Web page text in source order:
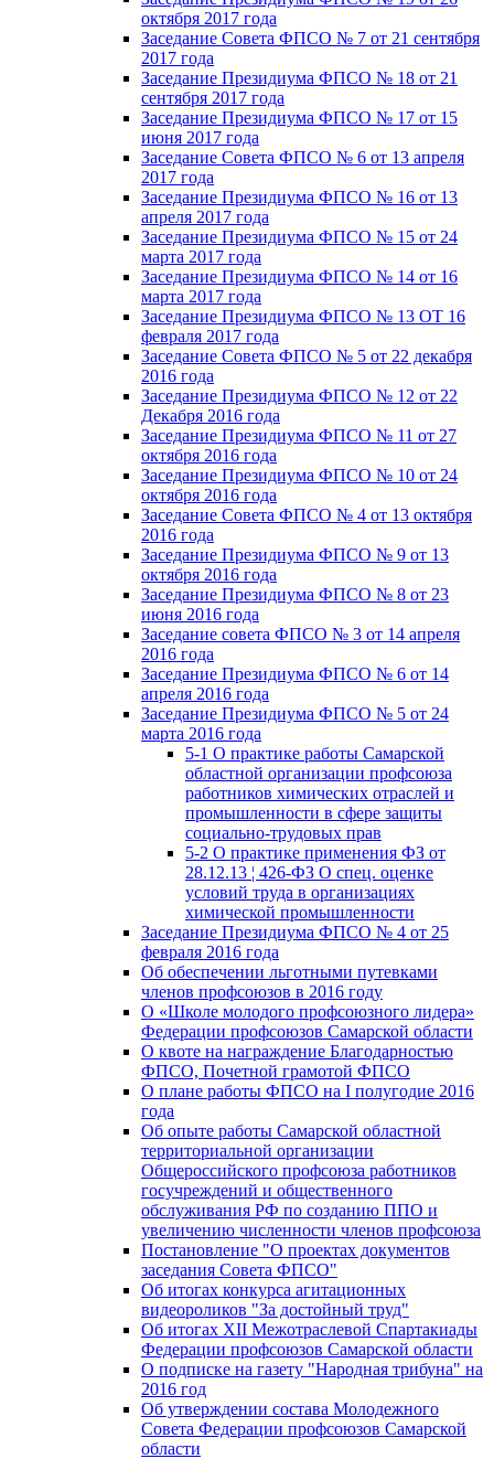
октября 2017 года
Заседание Совета ФПСО № 7 от 21 сентября
2017 года
Заседание Президиума ФПСО № 18 от 21
сентября 2017 года
Заседание Президиума ФПСО № 17 от 15
июня 2017 года
Заседание Совета ФПСО № 6 от 13 апреля
2017 года
Заседание Президиума ФПСО № 16 от 13
апреля 2017 года
Заседание Президиума ФПСО № 15 от 24
марта 2017 года
Заседание Президиума ФПСО № 14 от 16
марта 2017 года
Заседание Президиума ФПСО № 13 ОТ 16
февраля 2017 года
Заседание Совета ФПСО № 5 от 22 декабря
2016 года
Заседание Президиума ФПСО № 12 от 22
Декабря 2016 года
Заседание Президиума ФПСО № 11 от 27
октября 2016 года
Заседание Президиума ФПСО № 10 от 24
октября 2016 года
Заседание Совета ФПСО № 4 от 13 октября
2016 года
Заседание Президиума ФПСО № 9 от 13
октября 2016 года
Заседание Президиума ФПСО № 8 от 23
июня 2016 года
Заседание совета ФПСО № 3 от 14 апреля
2016 года
Заседание Президиума ФПСО № 6 от 14
апреля 2016 года
Заседание Президиума ФПСО № 5 от 24
марта 2016 года
5-1 О практике работы Самарской
областной организации профсоюза
работников химических отраслей и
промышленности в сфере защиты
социально-трудовых прав
5-2 О практике применения ФЗ от
28.12.13 ¦ 426-ФЗ О спец. оценке
условий труда в организациях
химической промышленности
Заседание Президиума ФПСО № 4 от 25
февраля 2016 года
Об обеспечении льготными путевками
членов профсоюзов в 2016 году
О «Школе молодого профсоюзного лидера»
Федерации профсоюзов Самарской области
О квоте на награждение Благодарностью
ФПСО, Почетной грамотой ФПСО
О плане работы ФПСО на I полугодие 2016
года
Об опыте работы Самарской областной
территориальной организации
Общероссийского профсоюза работников
госучреждений и общественного
обслуживания РФ по созданию ППО и
увеличению численности членов профсоюза
Постановление "О проектах документов
заседания Совета ФПСО"
Об итогах конкурса агитационных
видеороликов "За достойный труд"
Об итогах XII Межотраслевой Спартакиады
Федерации профсоюзов Самарской области
О подписке на газету "Народная трибуна" на
2016 год
Об утверждении состава Молодежного
Совета Федерации профсоюзов Самарской
области